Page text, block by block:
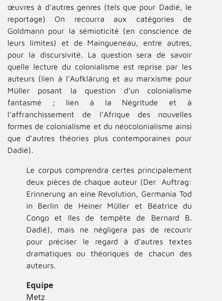
œuvres à d’autres genres (tels que pour Dadié, le
reportage) On recourra aux catégories de
Goldmann pour la sémioticité (en conscience de
leurs limites) et de Maingueneau, entre autres,
pour la discursivité. La question sera de savoir
quelle lecture du colonialisme est reprise par les
auteurs (lien à l’Aufklärung et au marxisme pour
Müller posant la question d’un colonialisme
fantasmé ; lien à la Négritude et à
l’affranchissement de l’Afrique des nouvelles
formes de colonialisme et du néocolonialisme ainsi
que d’autres théories plus contemporaines pour
Dadié).
Le corpus comprendra certes principalement
deux pièces de chaque auteur (Der Auftrag:
Erinnerung an eine Revolution, Germania Tod
in Berlin de Heiner Müller et Béatrice du
Congo et Iles de tempête de Bernard B.
Dadié), mais ne négligera pas de recourir
pour préciser le regard à d’autres textes
dramatiques ou théoriques de chacun des
auteurs.
Equipe
Metz